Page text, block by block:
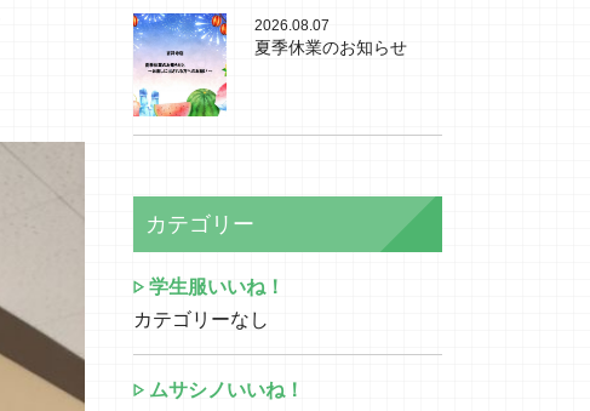
2026.08.07
夏季休業のお知らせ
カテゴリー
学生服いいね！
カテゴリーなし
ムサシノいいね！